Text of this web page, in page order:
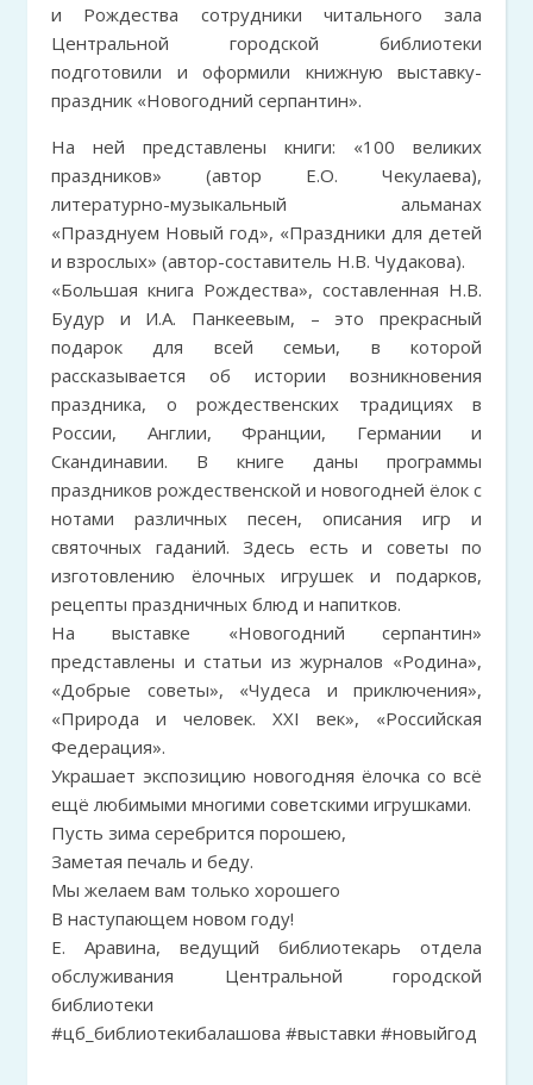
и Рождества сотрудники читального зала
Центральной городской библиотеки
подготовили и оформили книжную выставку-
праздник «Новогодний серпантин».
На ней представлены книги: «100 великих
праздников» (автор Е.О. Чекулаева),
литературно-музыкальный альманах
«Празднуем Новый год», «Праздники для детей
и взрослых» (автор-составитель Н.В. Чудакова).
«Большая книга Рождества», составленная Н.В.
Будур и И.А. Панкеевым, – это прекрасный
подарок для всей семьи, в которой
рассказывается об истории возникновения
праздника, о рождественских традициях в
России, Англии, Франции, Германии и
Скандинавии. В книге даны программы
праздников рождественской и новогодней ёлок с
нотами различных песен, описания игр и
святочных гаданий. Здесь есть и советы по
изготовлению ёлочных игрушек и подарков,
рецепты праздничных блюд и напитков.
На выставке «Новогодний серпантин»
представлены и статьи из журналов «Родина»,
«Добрые советы», «Чудеса и приключения»,
«Природа и человек. XXI век», «Российская
Федерация».
Украшает экспозицию новогодняя ёлочка со всё
ещё любимыми многими советскими игрушками.
Пусть зима серебрится порошею,
Заметая печаль и беду.
Мы желаем вам только хорошего
В наступающем новом году!
Е. Аравина, ведущий библиотекарь отдела
обслуживания Центральной городской
библиотеки
#цб_библиотекибалашова #выставки #новыйгод